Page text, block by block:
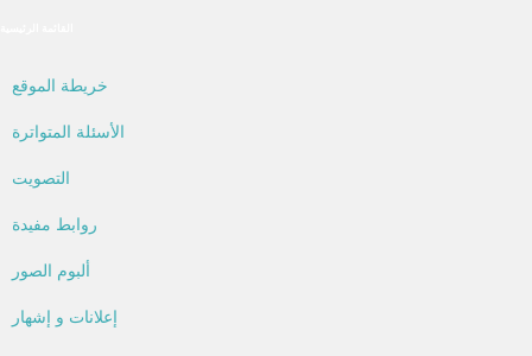
خريطة الموقع
الأسئلة المتواترة
التصويت
روابط مفيدة
ألبوم الصور
إعلانات و إشهار